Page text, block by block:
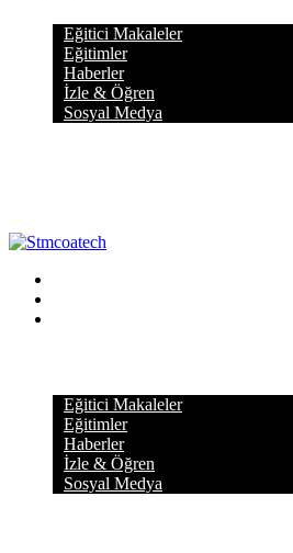
Eğitici Makaleler
Eğitimler
Haberler
İzle & Öğren
Sosyal Medya
Eğitici Makaleler
Eğitimler
Haberler
İzle & Öğren
Sosyal Medya